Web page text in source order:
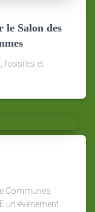
le Salon des
fossiles et
Communes
un événement